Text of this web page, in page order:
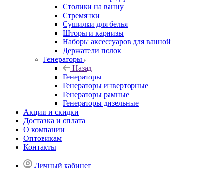
Столики на ванну
Стремянки
Сушилки для белья
Шторы и карнизы
Наборы аксессуаров для ванной
Держатели полок
Генераторы
Назад
Генераторы
Генераторы инверторные
Генераторы рамные
Генераторы дизельные
Акции и скидки
Доставка и оплата
О компании
Оптовикам
Контакты
Личный кабинет